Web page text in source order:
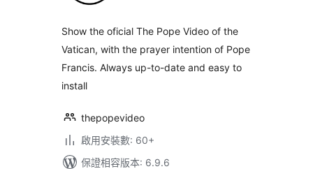
Show the oficial The Pope Video of the
Vatican, with the prayer intention of Pope
Francis. Always up-to-date and easy to
install
thepopevideo
啟用安裝數: 60+
保證相容版本: 6.9.6